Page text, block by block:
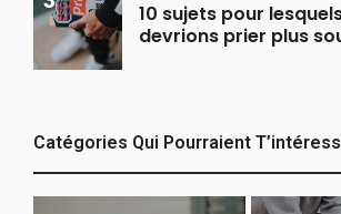
10 sujets pour
devrions prier plus
Catégories Qui Pourraient